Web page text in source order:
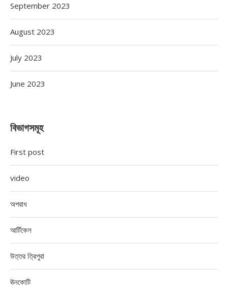
September 2023
August 2023
July 2023
June 2023
বিভাগসমূহ
First post
video
অপরাধ
আর্টিকেল
উত্তর ত্রিপুরা
ঊনকোটি